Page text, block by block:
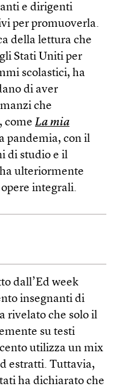
e dirigenti
per promuoverla.
della lettura che
Stati Uniti per
scolastici, ha
di aver
che
come La mia
pandemia, con il
di studio e il
ulteriormente
integrali.
dall’Ed week
insegnanti di
rivelato che solo il
su testi
utilizza un mix
estratti. Tuttavia,
ha dichiarato che